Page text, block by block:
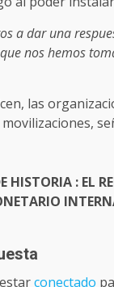
a dar una
nos hemos
las
HISTORIA : EL
conectado